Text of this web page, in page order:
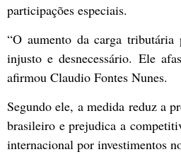
participações especiais.
“O aumento da carga tributária
injusto e desnecessário. Ele
afirmou Claudio Fontes Nunes.
Segundo ele, a medida reduz a
brasileiro e prejudica a
internacional por investimentos